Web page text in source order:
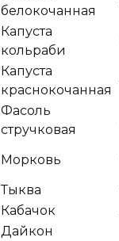
белокочанная
Капуста
кольраби
Капуста
краснокочанная
Фасоль
стручковая
Морковь
Тыква
Кабачок
Дайкон